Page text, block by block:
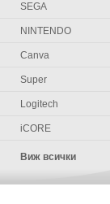
SEGA
NINTENDO
Canva
Super
Logitech
iCORE
Виж всички